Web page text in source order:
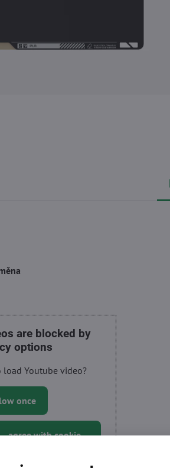
are blocked by
options
load Youtube video?
once
agree with cookie